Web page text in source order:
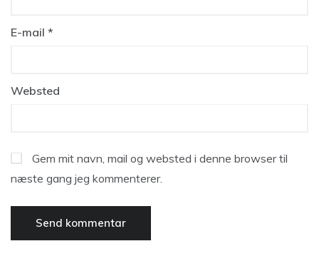
E-mail *
Websted
Gem mit navn, mail og websted i denne browser til
næste gang jeg kommenterer.